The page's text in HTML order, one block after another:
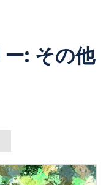
: その他